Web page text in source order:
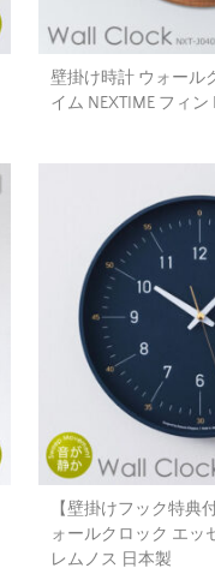
壁掛け時計 ウォール
イム NEXTIME フィン
【壁掛けフック特典
ォールクロック エッ
レムノス 日本製